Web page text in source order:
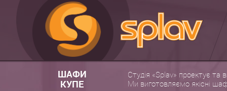
ШАФИ
КУПЕ
Студія «Splav» проектує
Ми виготовляємо якісні